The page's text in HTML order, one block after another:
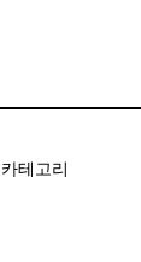
카테고리